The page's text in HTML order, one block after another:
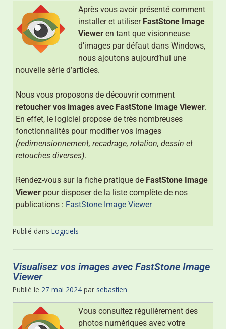
Après vous avoir présenté comment
installer et utiliser FastStone Image
Viewer en tant que visionneuse
d’images par défaut dans Windows,
nous ajoutons aujourd’hui une
nouvelle série d’articles.
Nous vous proposons de découvrir comment
retoucher vos images avec FastStone Image Viewer.
En effet, le logiciel propose de très nombreuses
fonctionnalités pour modifier vos images
(redimensionnement, recadrage, rotation, dessin et
retouches diverses).
Rendez-vous sur la fiche pratique de FastStone Image
Viewer pour disposer de la liste complète de nos
publications : FastStone Image Viewer
Publié dans Logiciels
Visualisez vos images avec FastStone Image
Viewer
Publié le 27 mai 2024 par sebastien
Vous consultez régulièrement des
photos numériques avec votre